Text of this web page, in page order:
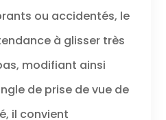
ou accidentés, le
à glisser très
modifiant ainsi
de prise de vue de
il convient